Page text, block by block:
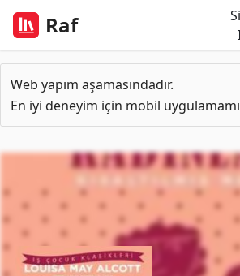
Raf
Web yapım aşamasındadır.
En iyi deneyim için mobil